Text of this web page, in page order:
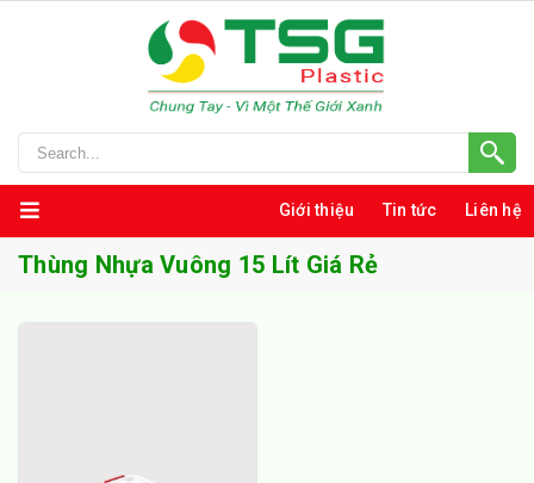
Giới thiệu Tin tức Liên hệ
Thùng Nhựa Vuông 15 Lít Giá Rẻ